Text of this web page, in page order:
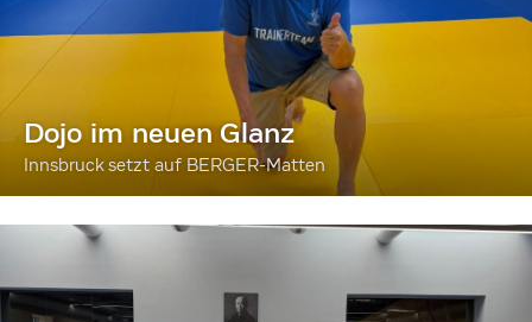
Dojo im neuen Glanz
Innsbruck setzt auf BERGER-Matten